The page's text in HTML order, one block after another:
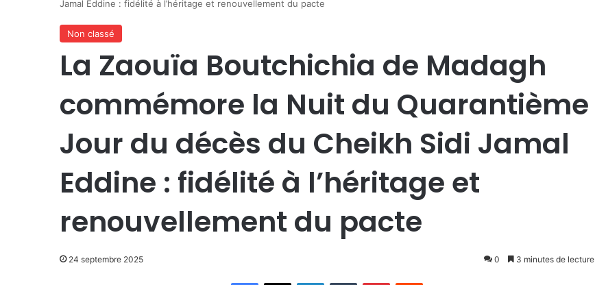
Jamal Eddine : fidélité à l’héritage et renouvellement du pacte
Non classé
La Zaouïa Boutchichia de Madagh
commémore la Nuit du Quarantième
Jour du décès du Cheikh Sidi Jamal
Eddine : fidélité à l’héritage et
renouvellement du pacte
24 septembre 2025 0 3 minutes de lecture